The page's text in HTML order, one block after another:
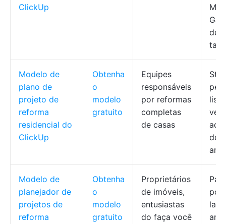
ClickUp
Modelo de
plano de
projeto de
reforma
residencial do
ClickUp
Obtenha
o
modelo
gratuito
Equipes
responsáveis
por reformas
completas
de casas
de
Modelo de
planejador de
projetos de
reforma
Obtenha
o
modelo
gratuito
Proprietários
de imóveis,
entusiastas
do faça você
por